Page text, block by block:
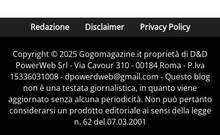
Redazione Disclaimer Privacy Policy
Copyright © 2025 Gogomagazine.it proprietà di D&D
PowerWeb Srl - Via Cavour 310 - 00184 Roma - P.Iva
15336031008 - dpowerdweb@gmail.com - Questo blog
non è una testata giornalistica, in quanto viene
aggiornato senza alcuna periodicità. Non può pertanto
considerarsi un prodotto editoriale ai sensi della legge
n. 62 del 07.03.2001